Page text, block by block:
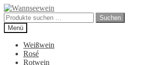
Zur
Navigation
springen
Zum
Inhalt
springen
Suchen
nach:
Suchen
Menü
Weißwein
Rosé
Rotwein